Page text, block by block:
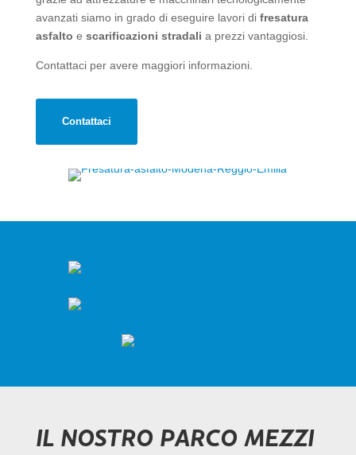
avanzati siamo in grado di eseguire lavori di fresatura
asfalto e scarificazioni stradali a prezzi vantaggiosi.
Contattaci per avere maggiori informazioni.
Contattaci
IL NOSTRO PARCO MEZZI